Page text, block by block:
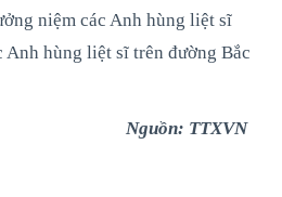
niệm các Anh hùng liệt sĩ
hùng liệt sĩ trên đường Bắc
Nguồn: TTXVN